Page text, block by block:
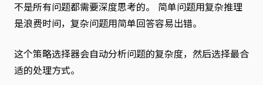
不是所有问题都需要深度思考的。 简单问题用复杂推理
是浪费时间，复杂问题用简单回答容易出错。
这个策略选择器会自动分析问题的复杂度，然后选择最合
适的处理方式。